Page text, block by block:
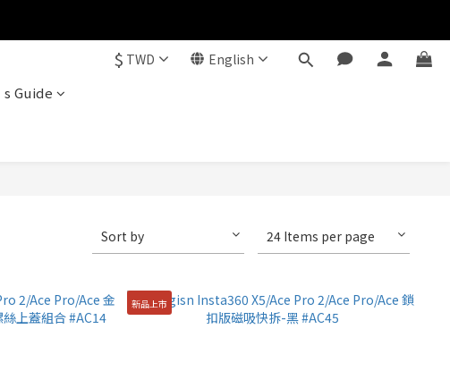
🔥
$ TWD English
Guide
Sort by 24 Items per page
新品上市